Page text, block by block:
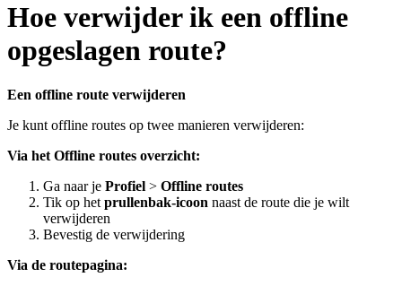
Hoe verwijder ik een offline
opgeslagen route?
Een offline route verwijderen
Je kunt offline routes op twee manieren verwijderen:
Via het Offline routes overzicht:
Ga naar je Profiel > Offline routes
Tik op het prullenbak-icoon naast de route die je wilt
verwijderen
Bevestig de verwijdering
Via de routepagina: